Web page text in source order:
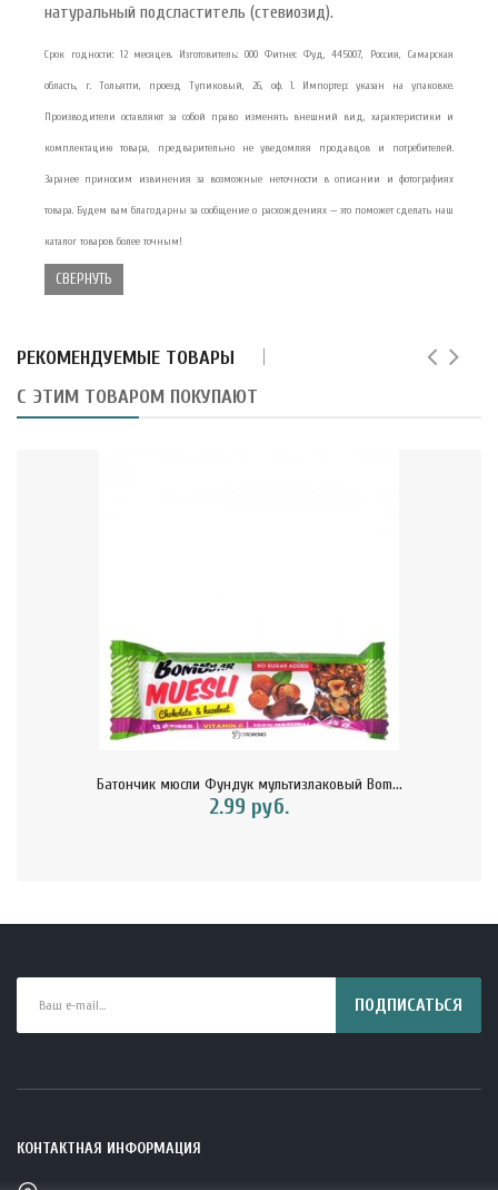
натуральный подсластитель (стевиозид).
Срок годности: 12 месяцев. Изготовитель: ООО Фитнес Фуд, 445007, Россия, Самарская
область, г. Тольятти, проезд Тупиковый, 26, оф. 1. Импортер: указан на упаковке.
Производители оставляют за собой право изменять внешний вид, характеристики и
комплектацию товара, предварительно не уведомляя продавцов и потребителей.
Заранее приносим извинения за возможные неточности в описании и фотографиях
товара. Будем вам благодарны за сообщение о расхождениях — это поможет сделать наш
каталог товаров более точным!
СВЕРНУТЬ
РЕКОМЕНДУЕМЫЕ ТОВАРЫ
С ЭТИМ ТОВАРОМ ПОКУПАЮТ
Батончик мюсли Фундук мультизлаковый Bom...
2.99 руб.
ПОДПИСАТЬСЯ
КОНТАКТНАЯ ИНФОРМАЦИЯ